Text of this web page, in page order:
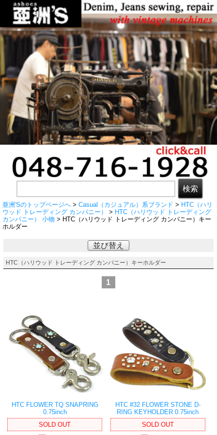
亜洲'Sのトップページへ > Casual（カジュアル）系ブランド > HTC（ハリ
ウッド トレーディング カンパニー）
> HTC（ハリウッド トレーディング
カンパニー） 小物 > HTC（ハリウッド トレーディング カンパニー）キー
ホルダー
並び替え
HTC（ハリウッド トレーディング カンパニー）キーホルダー
1
HTC FLOWER TQ SNAPRING
0.75inch
SOLD OUT
HTC #32 FLOWER STONE D-
RING KEYHOLDER 0.75inch
SOLD OUT